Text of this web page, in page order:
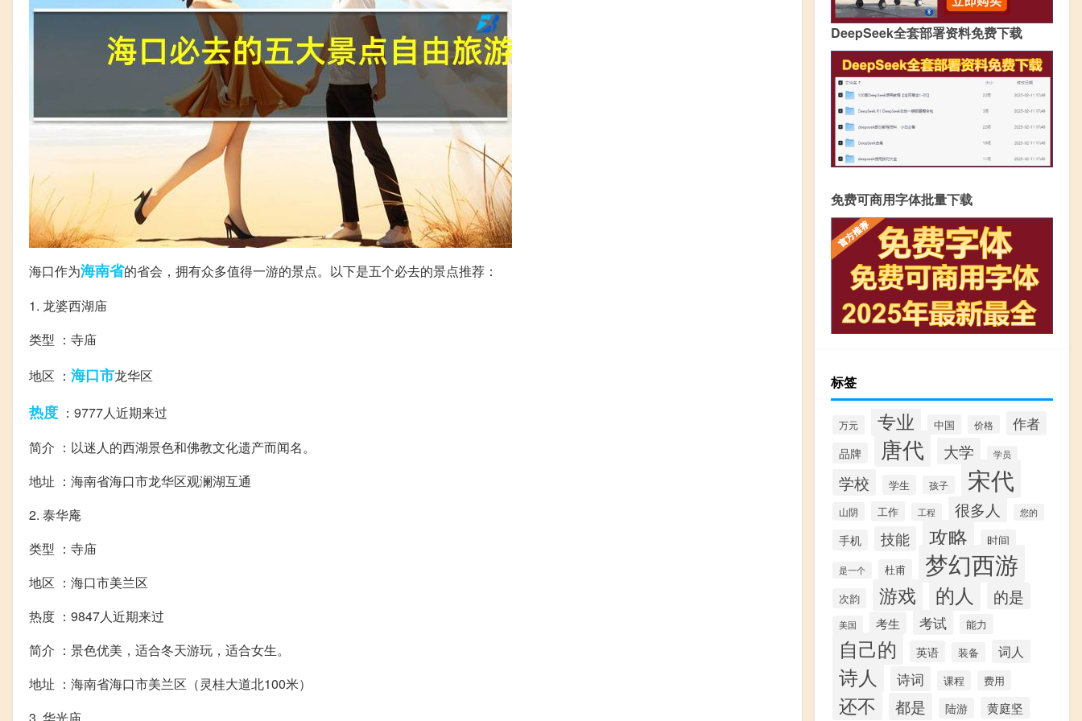
海口作为海南省的省会，拥有众多值得一游的景点。以下是五个必去的景点推荐：
1. 龙婆西湖庙
类型 ：寺庙
地区 ： 海口市龙华区
热度 ：9777人近期来过
简介 ：以迷人的西湖景色和佛教文化遗产而闻名。
地址 ：海南省海口市龙华区观澜湖互通
2. 泰华庵
类型 ：寺庙
地区 ：海口市美兰区
热度 ：9847人近期来过
简介 ：景色优美，适合冬天游玩，适合女生。
地址 ：海南省海口市美兰区（灵桂大道北100米）
DeepSeek全套部署资料免费下载
免费可商用字体批量下载
标签
万元 专业 中国 价格 作者
品牌 唐代 大学 学员
学校 学生 孩子 宋代
山阴 工作 工程 很多人 您的
手机 技能 攻略 时间
是一个 杜甫 梦幻西游
次韵 游戏 的人 的是
美国 考生 考试 能力
自己的 英语 装备 词人
诗人 诗词 课程 费用
还不 都是 陆游 黄庭坚